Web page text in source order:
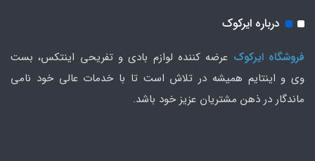
درباره ایرکوک
فروشگاه ایرکوک عرضه کننده لوازم بادی و تفریحی اینتکس، بست
وی و اینتایم همیشه در تلاش است تا با خدمات عالی خود نامی
ماندگار در ذهن مشتریان عزیز خود باشد.